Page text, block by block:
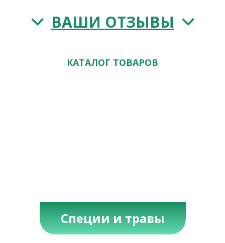
ВАШИ ОТЗЫВЫ
КАТАЛОГ ТОВАРОВ
Специи и травы